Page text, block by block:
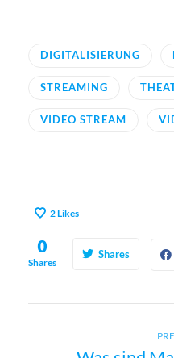
DIGITALISIERUNG
STREAMING
VIDEO STREAM
2Likes
0
Shares
Shares